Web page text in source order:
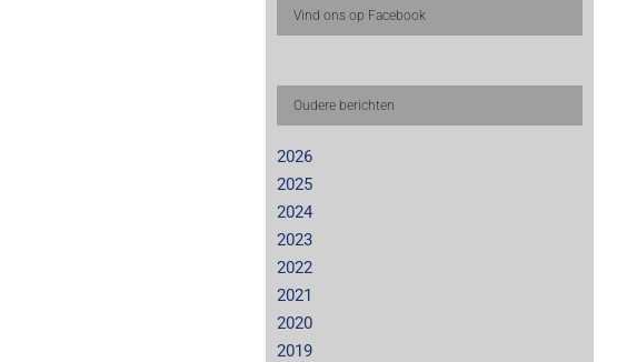
Vind ons op Facebook
Oudere berichten
2026
2025
2024
2023
2022
2021
2020
2019